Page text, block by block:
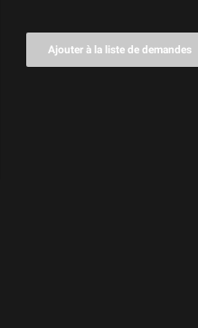
Ajouter à la liste de demandes